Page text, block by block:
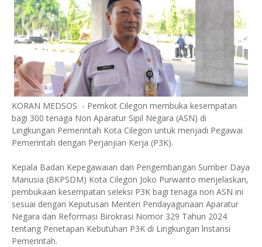
KORAN MEDSOS - Pemkot Cilegon membuka kesempatan
bagi 300 tenaga Non Aparatur Sipil Negara (ASN) di
Lingkungan Pemerintah Kota Cilegon untuk menjadi Pegawai
Pemerintah dengan Perjanjian Kerja (P3K).
Kepala Badan Kepegawaian dan Pengembangan Sumber Daya
Manusia (BKPSDM) Kota Cilegon Joko Purwanto menjelaskan,
pembukaan kesempatan seleksi P3K bagi tenaga non ASN ini
sesuai dengan Keputusan Menteri Pendayagunaan Aparatur
Negara dan Reformasi Birokrasi Nomor 329 Tahun 2024
tentang Penetapan Kebutuhan P3K di Lingkungan lnstansi
Pemerintah.